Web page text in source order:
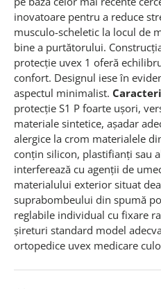
inovatoare pentru a reduce
musculo-scheletic la locul de
bine a purtătorului.
protecţie uvex 1 oferă
confort. Designul iese în
aspectul minimalist.
protecţie S1 P foarte uşori,
materiale sintetice, aşadar
alergice la crom materialele
conţin silicon, plastifianţi sau
interferează cu agenţii de
materialului exterior situat
suprabombeului din spumă
reglabile individual cu fixare
şireturi standard model
ortopedice uvex medicare